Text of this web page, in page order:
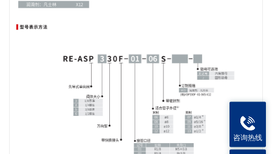
咨询热线